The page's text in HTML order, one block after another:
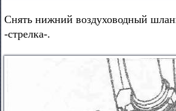
Снять нижний воздуховодный
-стрелка-.